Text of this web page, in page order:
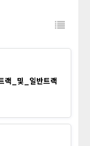
랙_및_일반트랙